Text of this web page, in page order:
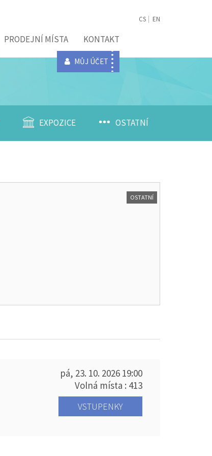
PRODEJNÍ MÍSTA KONTAKT
MŮJ ÚČET
CS EN
EXPOZICE OSTATNÍ
OSTATNÍ
pá, 23. 10. 2026 19:00
Volná místa : 413
VSTUPENKY